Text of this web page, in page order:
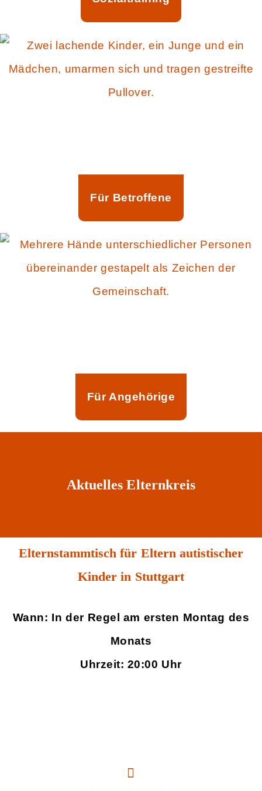
Für Betroffene
Für Angehörige
Aktuelles Elternkreis
Elternstammtisch für Eltern autistischer
Kinder in Stuttgart
Wann: In der Regel am ersten Montag des
Monats
Uhrzeit: 20:00 Uhr